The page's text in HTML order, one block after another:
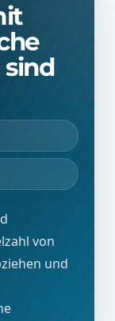
von
und